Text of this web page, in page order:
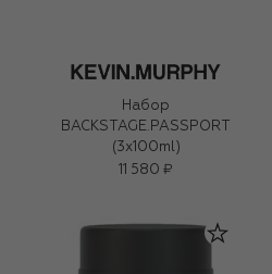
Набор
BACKSTAGE.PASSPORT
(3x100ml)
11 580 ₽